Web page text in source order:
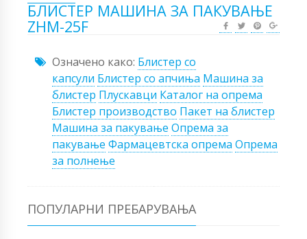
БЛИСТЕР МАШИНА ЗА ПАКУВАЊЕ
ZHM-25F
Означено како: Блистер со
капсули Блистер со апчиња Машина за
блистер Плускавци Каталог на опрема
Блистер производство Пакет на блистер
Машина за пакување Опрема за
пакување Фармацевтска опрема Опрема
за полнење
ПОПУЛАРНИ ПРЕБАРУВАЊА